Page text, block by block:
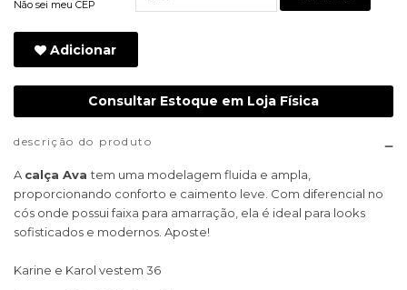
Não sei meu CEP
Adicionar
Consultar Estoque em Loja Física
descrição do produto
A calça Avatem uma modelagem fluida e ampla,
proporcionando conforto e caimento leve. Com diferencial no
cós onde possui faixa para amarração, ela é ideal para looks
sofisticados e modernos. Aposte!
Karine e Karol vestem 36